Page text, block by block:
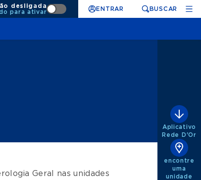
desligada
para ativar
ENTRAR BUSCAR
Geral
nas unidades
Aplicativo
Rede D'Or
encontre
uma
unidade